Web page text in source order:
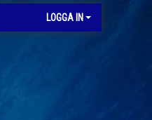
LOGGA IN